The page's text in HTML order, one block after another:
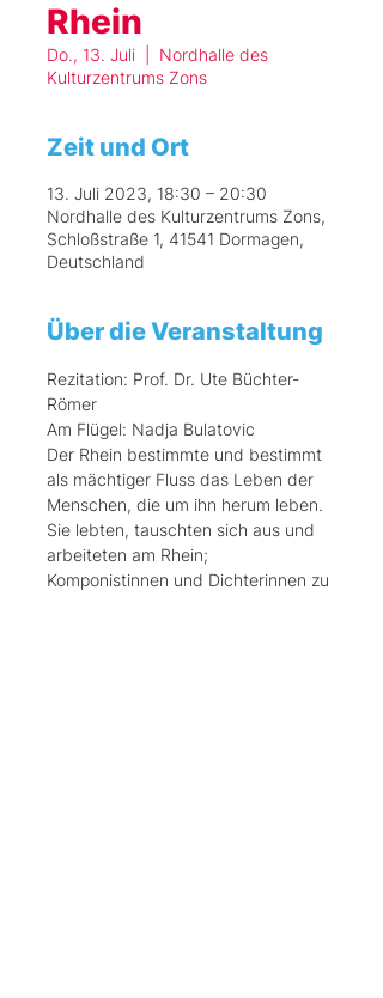
Rhein
Do., 13. Juli
Nordhalle des
Kulturzentrums Zons
Zeit und Ort
13. Juli 2023, 18:30 – 20:30
Nordhalle des Kulturzentrums Zons,
Schloßstraße 1, 41541 Dormagen,
Deutschland
Über die Veranstaltung
Rezitation: Prof. Dr. Ute Büchter-
Römer
Am Flügel: Nadja Bulatovic
Der Rhein bestimmte und bestimmt
als mächtiger Fluss das Leben der
Menschen, die um ihn herum leben.
Sie lebten, tauschten sich aus und
arbeiteten am Rhein;
Komponistinnen und Dichterinnen zu